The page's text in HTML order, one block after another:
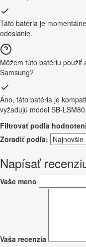
Táto batéria je
odoslanie.
Môžem túto batériu použiť
Samsung?
Áno, táto batéria je
vyžadujú model SB-LSM80.
Filtrovať podľa
Zoradiť podľa:
Napísať
Vaše meno
Vaša recenzia